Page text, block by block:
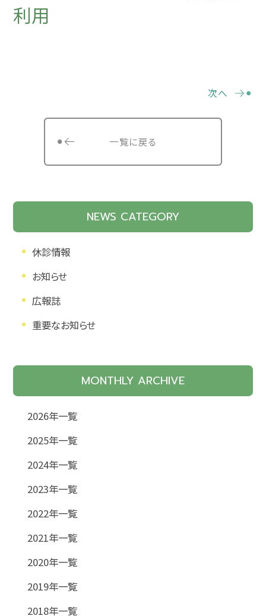
利用
一覧に戻る
次へ
NEWS CATEGORY
休診情報
お知らせ
広報誌
重要なお知らせ
MONTHLY ARCHIVE
2026年一覧
2025年一覧
2024年一覧
2023年一覧
2022年一覧
2021年一覧
2020年一覧
2019年一覧
2018年一覧